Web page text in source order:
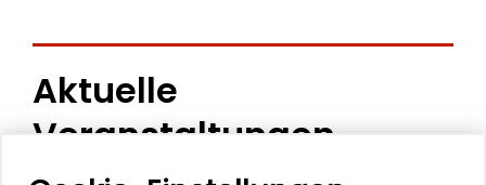
Aktuelle
Veranstaltungen